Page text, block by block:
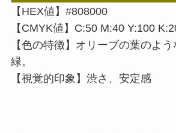
【HEX値】#808000
【CMYK値】C:50 M:40 Y:100
【色の特徴】オリーブの葉のよ
緑。
【視覚的印象】渋さ、安定感